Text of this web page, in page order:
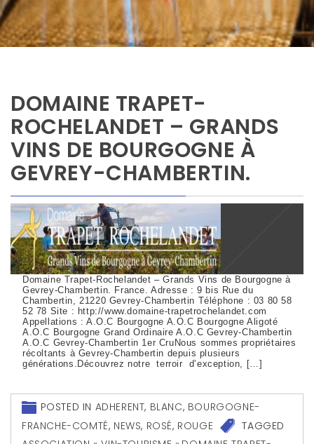
DOMAINE TRAPET-
ROCHELANDET – GRANDS
VINS DE BOURGOGNE À
GEVREY-CHAMBERTIN.
Domaine Trapet-Rochelandet – Grands Vins de Bourgogne à
Gevrey-Chambertin. France. Adresse : 9 bis Rue du
Chambertin, 21220 Gevrey-Chambertin Téléphone : 03 80 58
52 78 Site : http://www.domaine-trapetrochelandet.com
Appellations : A.O.C Bourgogne A.O.C Bourgogne Aligoté
A.O.C Bourgogne Grand Ordinaire A.O.C Gevrey-Chambertin
A.O.C Gevrey-Chambertin 1er CruNous sommes propriétaires
récoltants à Gevrey-Chambertin depuis plusieurs
générations.Découvrez notre terroir d’exception, […]
POSTED IN ADHERENT, BLANC, BOURGOGNE-
FRANCHE-COMTÉ, NEWS, ROSÉ, ROUGE
TAGGED